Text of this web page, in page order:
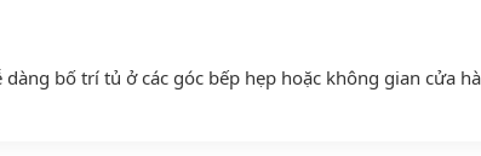
bố trí tủ ở các góc bếp hẹp hoặc không gian cửa